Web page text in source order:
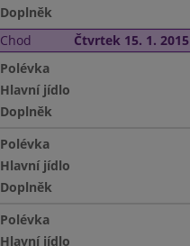
Doplněk
Chod Čtvrtek 15. 1. 2015
Polévka
Hlavní jídlo
Doplněk
Polévka
Hlavní jídlo
Doplněk
Polévka
Hlavní jídlo